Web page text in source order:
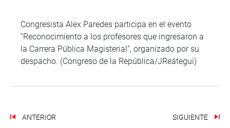
Congresista Alex Paredes participa en el evento
“Reconocimiento a los profesores que ingresaron a
la Carrera Pública Magisterial”, organizado por su
despacho. (Congreso de la República/JReátegui)
ANTERIOR SIGUIENTE